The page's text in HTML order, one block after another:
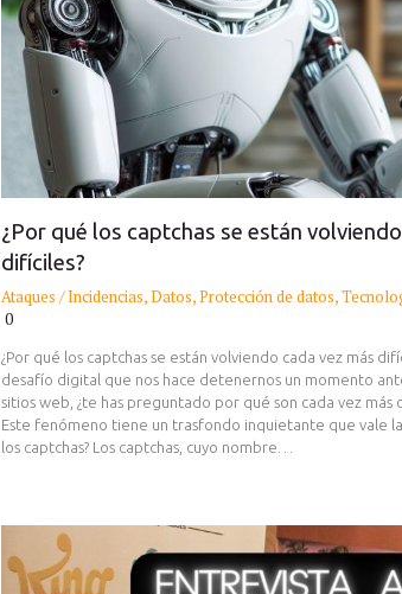
¿Por qué los captchas se están
difíciles?
Ataques / Incidencias,Datos,Protección de datos,
0
¿Por qué los captchas se están volviendo cada vez más
desafío digital que nos hace detenernos un momento
sitios web, ¿te has preguntado por qué son cada vez más
Este fenómeno tiene un trasfondo inquietante que vale
los captchas? Los captchas, cuyo nombre…